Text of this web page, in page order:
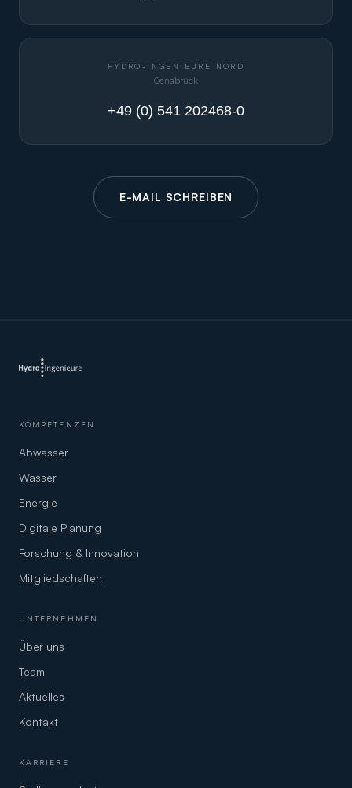
HYDRO-INGENIEURE NORD
Osnabrück
+49 (0) 541 202468-0
E-MAIL SCHREIBEN
KOMPETENZEN
Abwasser
Wasser
Energie
Digitale Planung
Forschung & Innovation
Mitgliedschaften
UNTERNEHMEN
Über uns
Team
Aktuelles
Kontakt
KARRIERE